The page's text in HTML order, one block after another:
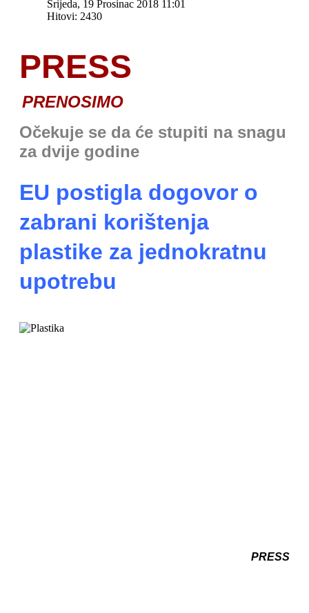
Srijeda, 19 Prosinac 2018 11:01
Hitovi: 2430
PRESS
PRENOSIMO
Očekuje se da će stupiti na snagu
za dvije godine
EU postigla dogovor o
zabrani korištenja
plastike za jednokratnu
upotrebu
PRESS